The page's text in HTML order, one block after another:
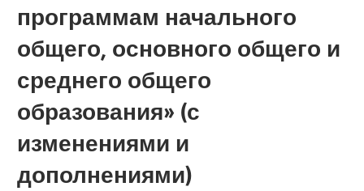
программам начального
общего, основного общего и
среднего общего
образования» (с
изменениями и
дополнениями)